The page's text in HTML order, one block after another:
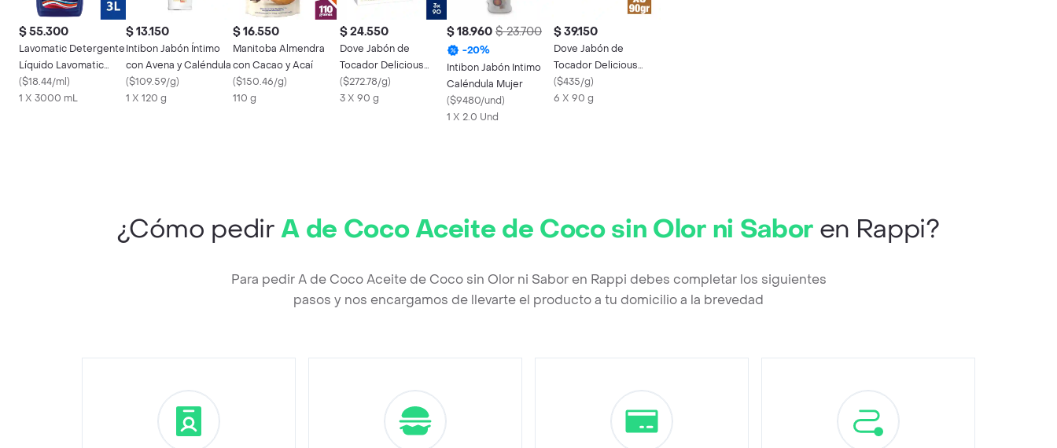
$ 55.300
Lavomatic Detergente
Líquido Lavomatic
Floral 3 L
($18.44/ml)
1 X 3000 mL
$ 13.150
Intibon Jabón Íntimo
con Avena y Caléndula
($109.59/g)
1 X 120 g
$ 16.550
Manitoba Almendra
con Cacao y Acaí
($150.46/g)
110 g
$ 24.550
Dove Jabón de
Tocador Delicious
Care Leche de Coco
($272.78/g)
3 X 90 g
$ 18.960 $ 23.700
-20%
Intibon Jabón Intimo
Caléndula Mujer
($9480/und)
1 X 2.0 Und
$ 39.150
Dove Jabón de
Tocador Delicious
Care con Karité en
Barra
($435/g)
6 X 90 g
¿Cómo pedirA de Coco Aceite de Coco sin Olor ni Saboren Rappi?
Para pedir A de Coco Aceite de Coco sin Olor ni Sabor en Rappi debes completar los siguientes
pasos y nos encargamos de llevarte el producto a tu domicilio a la brevedad